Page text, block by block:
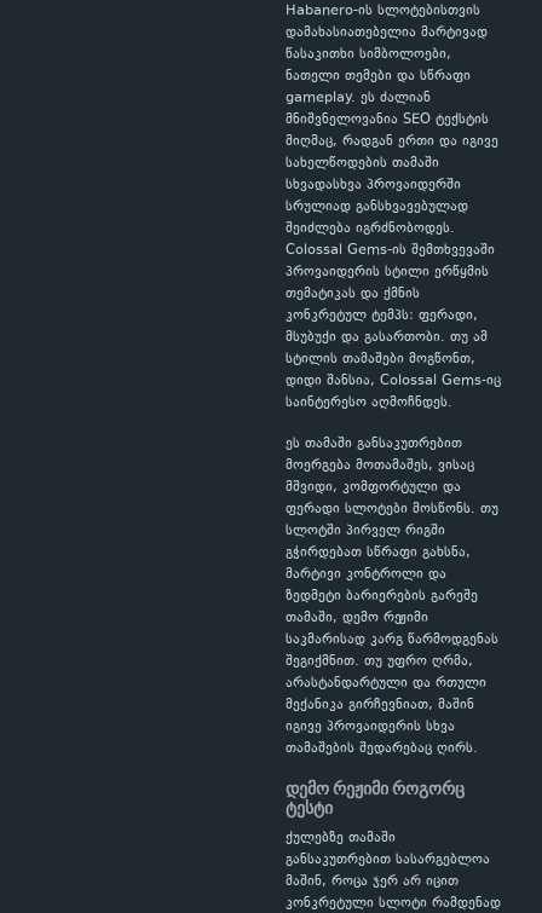
Habanero-ის სლოტებისთვის
დამახასიათებელია მარტივად
წასაკითხი სიმბოლოები,
ნათელი თემები და სწრაფი
gameplay. ეს ძალიან
მნიშვნელოვანია SEO ტექსტის
მიღმაც, რადგან ერთი და იგივე
სახელწოდების თამაში
სხვადასხვა პროვაიდერში
სრულიად განსხვავებულად
შეიძლება იგრძნობოდეს.
Colossal Gems-ის შემთხვევაში
პროვაიდერის სტილი ერწყმის
თემატიკას და ქმნის
კონკრეტულ ტემპს: ფერადი,
მსუბუქი და გასართობი. თუ ამ
სტილის თამაშები მოგწონთ,
დიდი შანსია, Colossal Gems-იც
საინტერესო აღმოჩნდეს.
ეს თამაში განსაკუთრებით
მოერგება მოთამაშეს, ვისაც
მშვიდი, კომფორტული და
ფერადი სლოტები მოსწონს. თუ
სლოტში პირველ რიგში
გჭირდებათ სწრაფი გახსნა,
მარტივი კონტროლი და
ზედმეტი ბარიერების გარეშე
თამაში, დემო რეჟიმი
საკმარისად კარგ წარმოდგენას
შეგიქმნით. თუ უფრო ღრმა,
არასტანდარტული და რთული
მექანიკა გირჩევნიათ, მაშინ
იგივე პროვაიდერის სხვა
თამაშების შედარებაც ღირს.
დემო რეჟიმი როგორც
ტესტი
ქულებზე თამაში
განსაკუთრებით სასარგებლოა
მაშინ, როცა ჯერ არ იცით
კონკრეტული სლოტი რამდენად